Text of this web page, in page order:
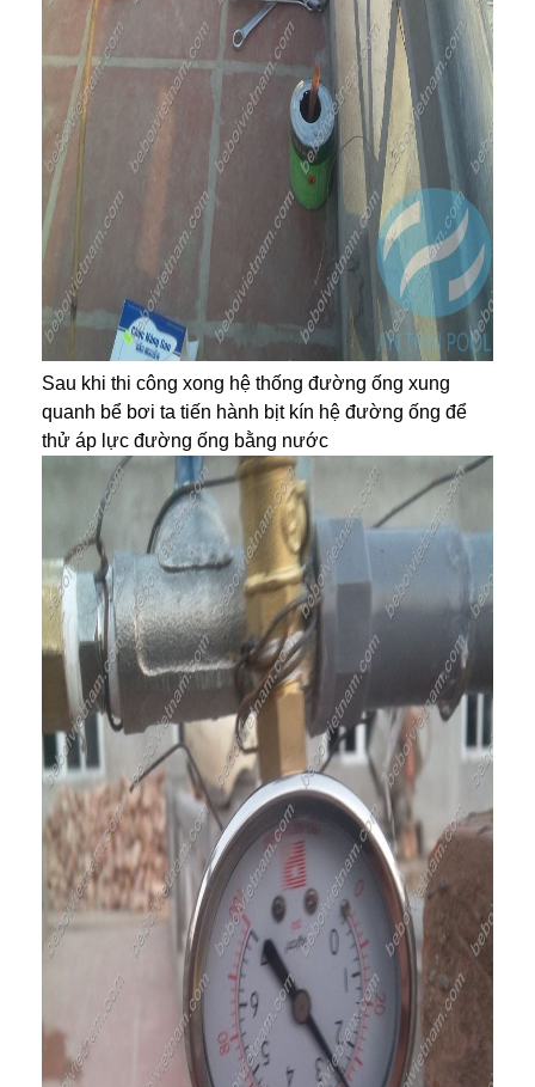
Sau khi thi công xong hệ thống đường ống xung
quanh bể bơi ta tiến hành bịt kín hệ đường ống để
thử áp lực đường ống bằng nước